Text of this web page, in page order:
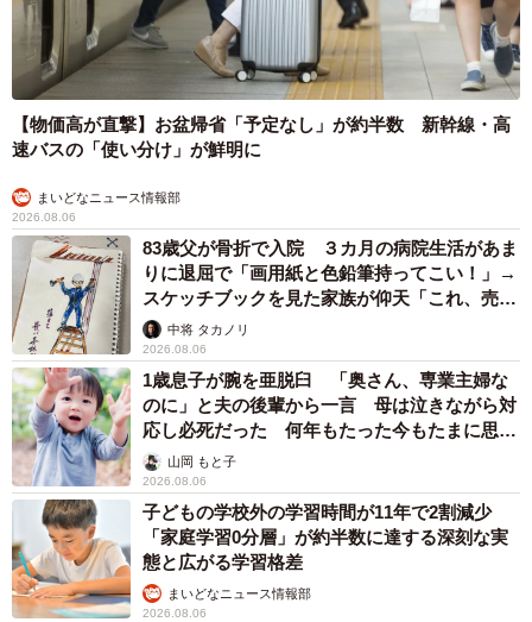
【物価高が直撃】お盆帰省「予定なし」が約半数 新幹線・高
速バスの「使い分け」が鮮明に
まいどなニュース情報部
2026.08.06
83歳父が骨折で入院 ３カ月の病院生活があま
りに退屈で「画用紙と色鉛筆持ってこい！」→
スケッチブックを見た家族が仰天「これ、売れ
ますよ…」
中将 タカノリ
2026.08.06
1歳息子が腕を亜脱臼 「奥さん、専業主婦な
のに」と夫の後輩から一言 母は泣きながら対
応し必死だった 何年もたった今もたまに思い
出し…山岡 もと子
2026.08.06
子どもの学校外の学習時間が11年で2割減少
「家庭学習0分層」が約半数に達する深刻な実
態と広がる学習格差
まいどなニュース情報部
2026.08.06